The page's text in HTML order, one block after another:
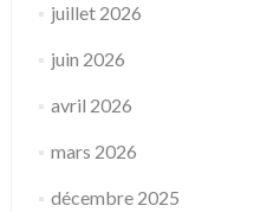
juillet 2026
juin 2026
avril 2026
mars 2026
décembre 2025